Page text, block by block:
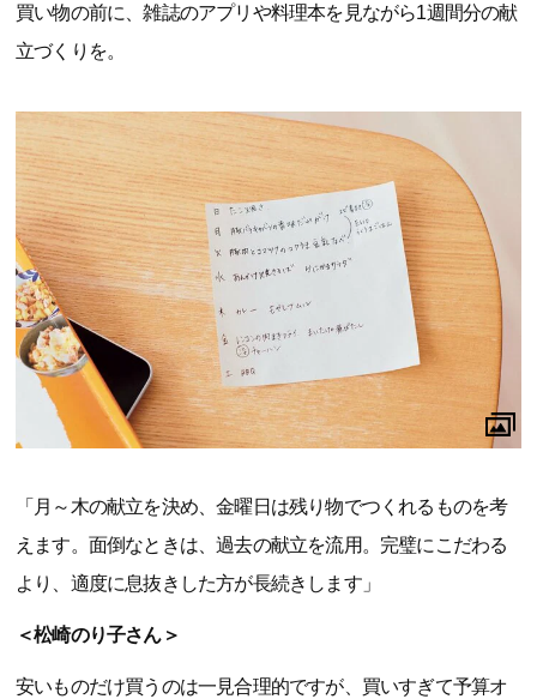
買い物の前に、雑誌のアプリや料理本を見ながら1週間分の献
立づくりを。
「月～木の献立を決め、金曜日は残り物でつくれるものを考
えます。面倒なときは、過去の献立を流用。完璧にこだわる
より、適度に息抜きした方が長続きします」
＜松崎のり子さん＞
安いものだけ買うのは一見合理的ですが、買いすぎて予算オ